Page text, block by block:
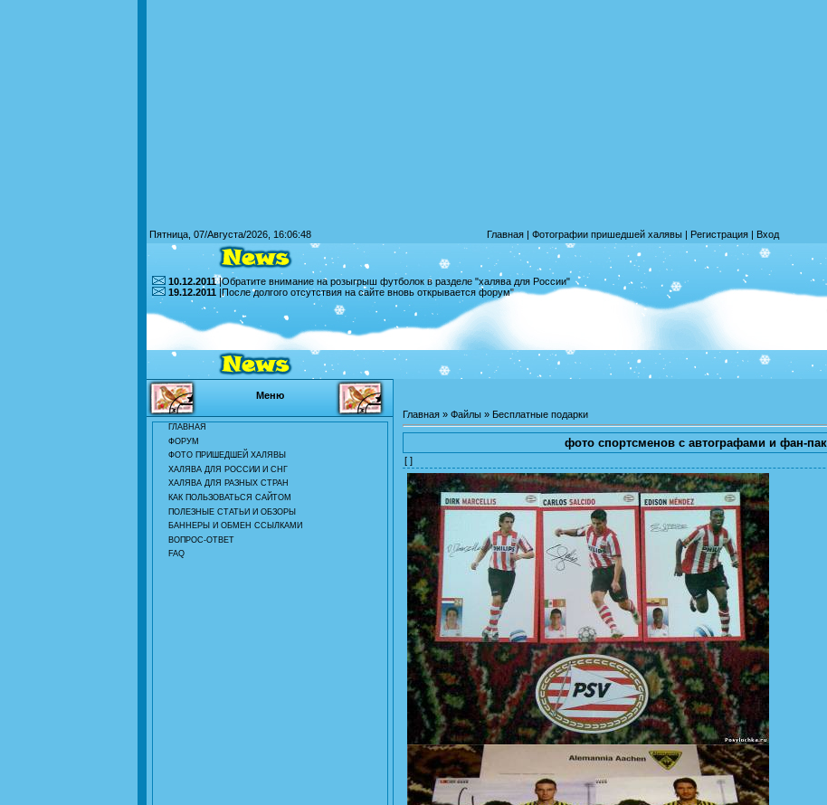
Пятница, 07/Августа/2026, 16:06:48 Главная | Фотографии пришедшей халявы | Регистрация | Вход
10.12.2011|Обратите внимание на розыгрыш футболок в разделе "халява для России"
19.12.2011 |После долгого отсутствия на сайте вновь открывается форум"
Меню
ГЛАВНАЯ
ФОРУМ
ФОТО ПРИШЕДШЕЙ ХАЛЯВЫ
ХАЛЯВА ДЛЯ РОССИИ И СНГ
ХАЛЯВА ДЛЯ РАЗНЫХ СТРАН
КАК ПОЛЬЗОВАТЬСЯ САЙТОМ
ПОЛЕЗНЫЕ СТАТЬИ И ОБЗОРЫ
БАННЕРЫ И ОБМЕН ССЫЛКАМИ
ВОПРОС-ОТВЕТ
FAQ
Главная » Файлы » Бесплатные подарки
фото спортсменов с автографами и фан-
[ ]